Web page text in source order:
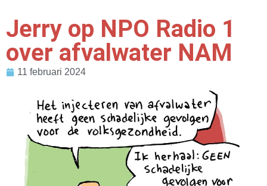
Jerry op NPO Radio 1
over afvalwater NAM
11 februari 2024